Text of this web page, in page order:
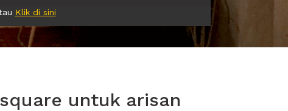
Klik di sini
untuk arisan